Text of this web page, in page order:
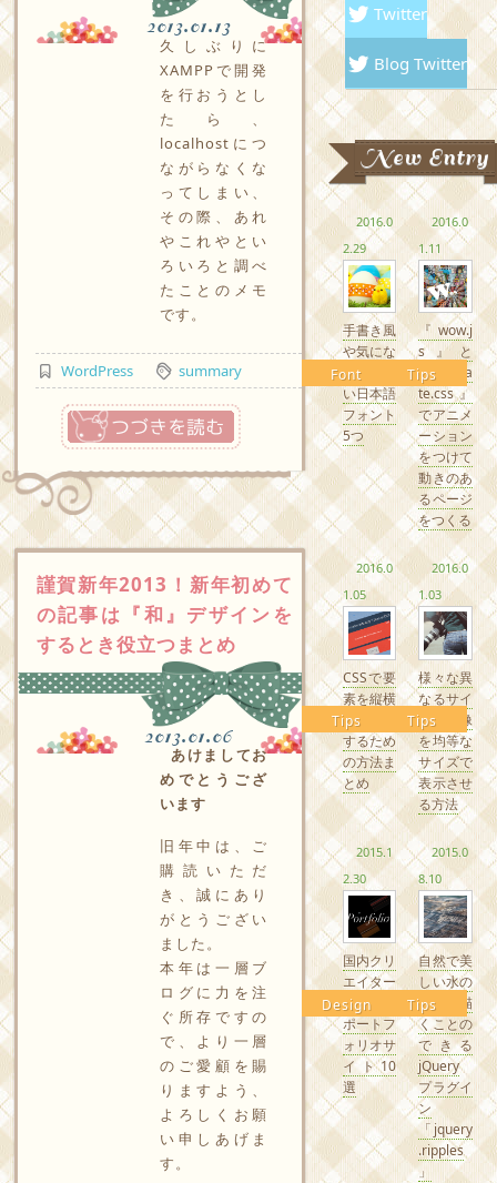
2013.01.13
久しぶりに
XAMPPで開発
を行おうとし
たら、
localhostにつ
ながらなくな
ってしまい、
その際、あれ
やこれやとい
ろいろと調べ
たことのメモ
です。
WordPress summary
つづきを読む
謹賀新年2013！新年初めて
の記事は『和』デザインを
するとき役立つまとめ
2013.01.06
あけましてお
めでとうござ
います
旧年中は、ご
購読いただ
き、誠にあり
がとうござい
ました。
本年は一層ブ
ログに力を注
ぐ所存ですの
で、より一層
のご愛顧を賜
りますよう、
よろしくお願
い申しあげま
す。
Twitter
Blog Twitter
New Entry
2016.0
2.29
Font
手書き風
や気にな
るかわい
い日本語
フォント
5つ
2016.0
1.11
Tips
『wow.j
s』と
『Anima
te.css』
でアニメ
ーション
をつけて
動きのあ
るページ
をつくる
2016.0
1.05
Tips
CSSで要
素を縦横
中央配置
するため
の方法ま
とめ
2016.0
1.03
Tips
様々な異
なるサイ
ズの画像
を均等な
サイズで
表示させ
る方法
2015.1
2.30
Design
国内クリ
エイター
の素敵な
ポートフ
ォリオサ
イト10
選
2015.0
8.10
Tips
自然で美
しい水の
波紋を描
くことの
できる
jQuery
プラグイ
ン
「jquery
.ripples
」